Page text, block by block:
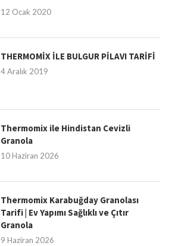
12 Ocak 2020
THERMOMİX İLE BULGUR PİLAVI TARİFİ
4 Aralık 2019
Thermomix ile Hindistan Cevizli
Granola
10 Haziran 2026
Thermomix Karabuğday Granolası
Tarifi | Ev Yapımı Sağlıklı ve Çıtır
Granola
9 Haziran 2026